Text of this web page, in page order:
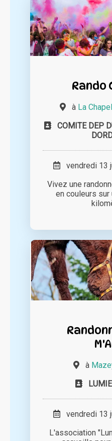
Rando
à La
COMITE DEP
vendredi 13
Vivez une
en couleurs sur
à
vendredi 13
L'association